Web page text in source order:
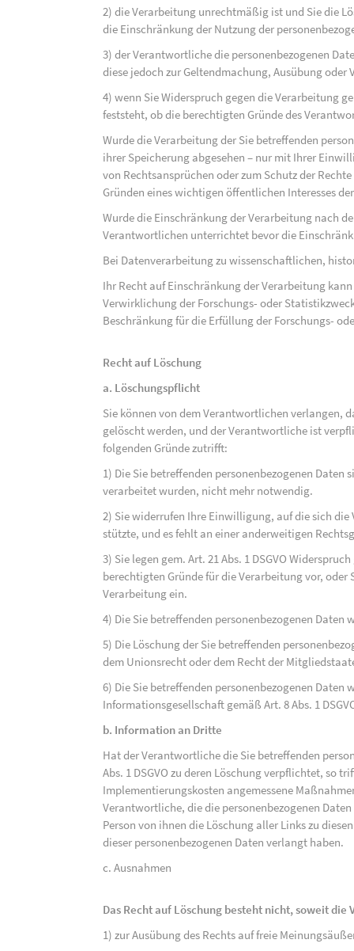
2) die Verarbeitung unrechtmäßig ist und Sie die
die Einschränkung der Nutzung der
3) der Verantwortliche die personenbezogenen
diese jedoch zur Geltendmachung, Ausübung
4) wenn Sie Widerspruch gegen die Verarbeitung
feststeht, ob die berechtigten Gründe des
Wurde die Verarbeitung der Sie betreffenden
ihrer Speicherung abgesehen – nur mit Ihrer
von Rechtsansprüchen oder zum Schutz der
Gründen eines wichtigen öffentlichen Interesses
Wurde die Einschränkung der Verarbeitung nach
Verantwortlichen unterrichtet bevor die
Bei Datenverarbeitung zu wissenschaftlichen,
Ihr Recht auf Einschränkung der Verarbeitung
Verwirklichung der Forschungs- oder
Beschränkung für die Erfüllung der Forschungs-
Recht auf Löschung
a. Löschungspflicht
Sie können von dem Verantwortlichen verlangen,
gelöscht werden, und der Verantwortliche ist
folgenden Gründe zutrifft:
1) Die Sie betreffenden personenbezogenen Daten
verarbeitet wurden, nicht mehr notwendig.
2) Sie widerrufen Ihre Einwilligung, auf die sich die
stützte, und es fehlt an einer anderweitigen
3) Sie legen gem. Art. 21 Abs. 1 DSGVO
berechtigten Gründe für die Verarbeitung vor, oder
Verarbeitung ein.
4) Die Sie betreffenden personenbezogenen
5) Die Löschung der Sie betreffenden
dem Unionsrecht oder dem Recht der
6) Die Sie betreffenden personenbezogenen Daten
Informationsgesellschaft gemäß Art. 8 Abs. 1
b. Information an Dritte
Hat der Verantwortliche die Sie betreffenden
Abs. 1 DSGVO zu deren Löschung verpflichtet, so
Implementierungskosten angemessene
Verantwortliche, die die personenbezogenen
Person von ihnen die Löschung aller Links zu
dieser personenbezogenen Daten verlangt haben.
c. Ausnahmen
Das Recht auf Löschung besteht nicht, soweit
1) zur Ausübung des Rechts auf freie